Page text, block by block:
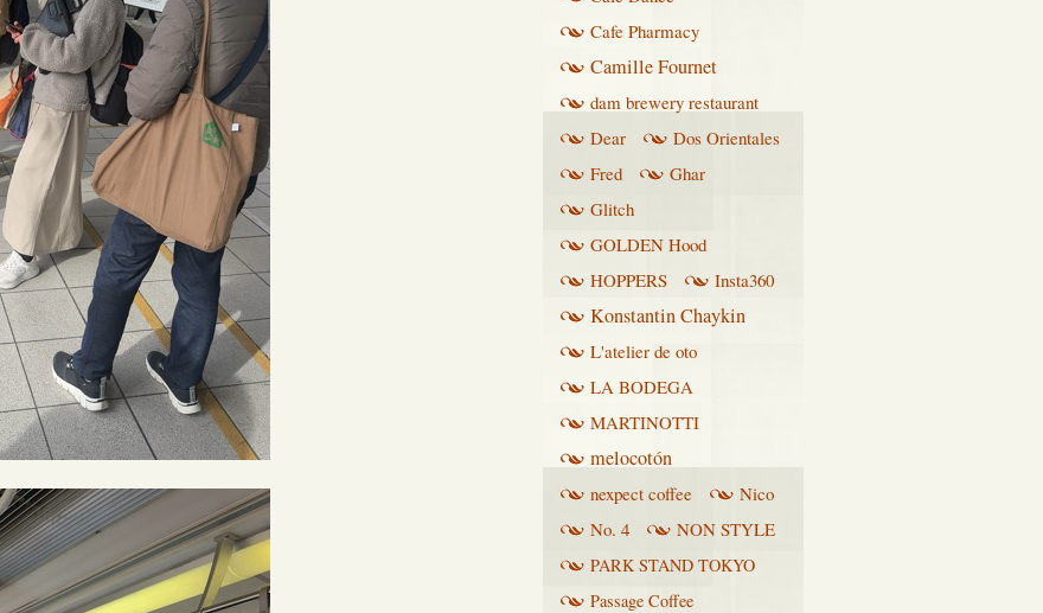
Cafe Pharmacy
Camille Fournet
dam brewery restaurant
Dear
Dos Orientales
Fred
Ghar
Glitch
GOLDEN Hood
HOPPERS
Insta360
Konstantin Chaykin
L'atelier de oto
LA BODEGA
MARTINOTTI
melocotón
nexpect coffee
Nico
No. 4
NON STYLE
PARK STAND TOKYO
Passage Coffee